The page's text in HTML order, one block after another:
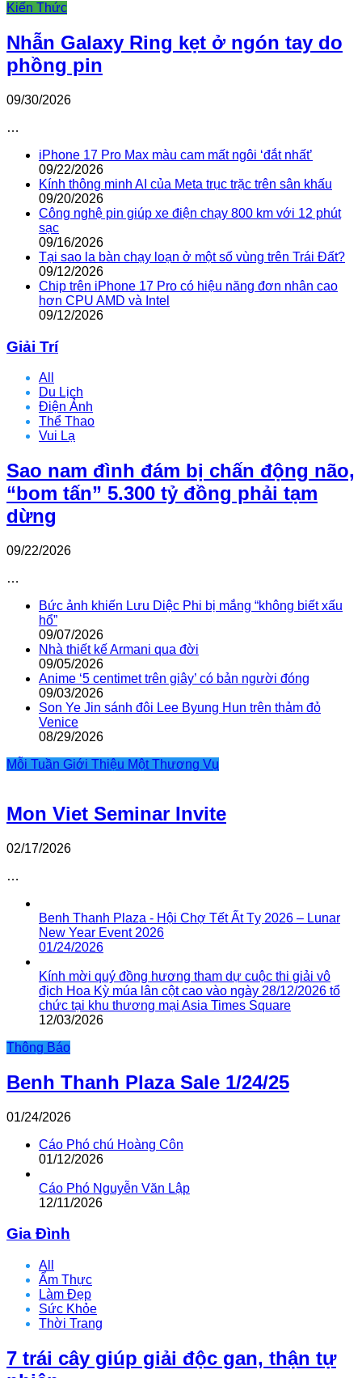
Kiến Thức
Nhẫn Galaxy Ring kẹt ở ngón tay do
phồng pin
09/30/2026
…
iPhone 17 Pro Max màu cam mất ngôi ‘đắt nhất’
09/22/2026
Kính thông minh AI của Meta trục trặc trên sân khấu
09/20/2026
Công nghệ pin giúp xe điện chạy 800 km với 12 phút
sạc
09/16/2026
Tại sao la bàn chạy loạn ở một số vùng trên Trái Đất?
09/12/2026
Chip trên iPhone 17 Pro có hiệu năng đơn nhân cao
hơn CPU AMD và Intel
09/12/2026
Giải Trí
All
Du Lịch
Điện Ảnh
Thể Thao
Vui Lạ
Sao nam đình đám bị chấn động não,
“bom tấn” 5.300 tỷ đồng phải tạm
dừng
09/22/2026
…
Bức ảnh khiến Lưu Diệc Phi bị mắng “không biết xấu
hổ”
09/07/2026
Nhà thiết kế Armani qua đời
09/05/2026
Anime ‘5 centimet trên giây’ có bản người đóng
09/03/2026
Son Ye Jin sánh đôi Lee Byung Hun trên thảm đỏ
Venice
08/29/2026
Mỗi Tuần Giới Thiệu Một Thương Vụ
Mon Viet Seminar Invite
02/17/2026
…
Benh Thanh Plaza - Hội Chợ Tết Ất Tỵ 2026 – Lunar
New Year Event 2026
01/24/2026
Kính mời quý đồng hương tham dự cuộc thi giải vô
địch Hoa Kỳ múa lân cột cao vào ngày 28/12/2026 tổ
chức tại khu thương mại Asia Times Square
12/03/2026
Thông Báo
Benh Thanh Plaza Sale 1/24/25
01/24/2026
Cáo Phó chú Hoàng Côn
01/12/2026
Cáo Phó Nguyễn Văn Lập
12/11/2026
Gia Đình
All
Ẩm Thực
Làm Đẹp
Sức Khỏe
Thời Trang
7 trái cây giúp giải độc gan, thận tự